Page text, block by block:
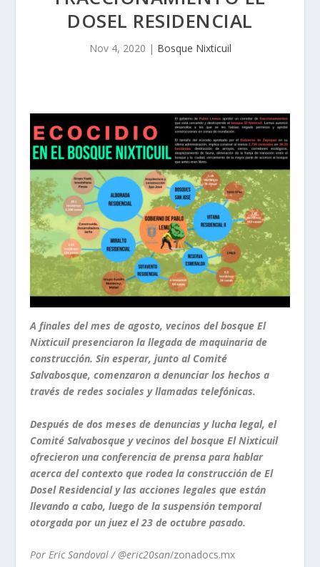
DOSEL RESIDENCIAL
Nov 4, 2020 | Bosque Nixticuil
A finales del mes de agosto, vecinos del bosque El
Nixticuil presenciaron la llegada de maquinaria de
construcción. Sin esperar, junto al Comité
Salvabosque, comenzaron a denunciar los hechos a
través de redes sociales y llamadas telefónicas.
Después de dos meses de denuncias y lucha legal, el
Comité Salvabosque y vecinos del bosque El Nixticuil
ofrecieron una conferencia de prensa para hablar
acerca del contexto que rodea la construcción de El
Dosel Residencial y las acciones legales que están
llevando a cabo, luego de la suspensión temporal
otorgada por un juez el 23 de octubre pasado.
Por Eric Sandoval / @eric20san/zonadocs.mx